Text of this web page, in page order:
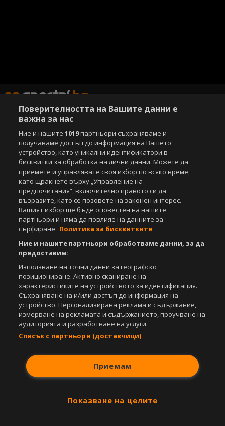
Copyright © 2007-2026 Агенция Спортал. Всички права запазени.
Този уебсайт е собственост наSportal Media Group
За нас Екип За рекламa
Общи условия
Етични правила на НСС
Лични данни
Управление на предпочитания
Съдържанието на този уеб сайт и технологиите, използвани в него, са
под закрила на Закона за авторското право и сродните му права.
Всички статии, репортажи, интервюта и други текстови, графични и
видео материали, публикувани в сайта, са собственост на Агенция
Спортал, освен ако изрично е посочено друго. Допуска се
публикуване на текстови материали само след писмено съгласие на
Агенция Спортал, посочване на източника и добавяне на линк към
www.sportal.bg. Използването на графични и видео материали,
публикувани в сайта, е строго забранено. Нарушителите ще бъдат
санкционирани с цялата строгост на закона.
СвалиБЕЗПЛАТНОТОприложение за:
Android
Поверителността на Вашите данни е
важна за нас
Ние и нашите1019партньори съхраняваме и
получаваме достъп до информация на Вашето
устройство, като уникални идентификатори в
бисквитки за обработка на лични данни. Можете да
приемете и управлявате своя избор по всяко време,
като щракнете върху „Управление на
предпочитания“, включително правото си да
възразите, като се позовете на законен интерес.
Вашият избор ще бъде оповестен на нашите
партньори и няма да повлияе на данните за
сърфиране. Политика за бисквитките
Ние и нашите партньори обработваме данни, за да
предоставим:
Използване на точни данни за географско
позициониране. Активно сканиране на
характеристиките на устройството за идентификация.
Съхраняване на и/или достъп до информация на
устройство. Персонализирана реклама и съдържание,
измерване на рекламата и съдържанието, проучване на
аудиторията и разработване на услуги.
Списък с партньори (доставчици)
Приемам
Показване на целите